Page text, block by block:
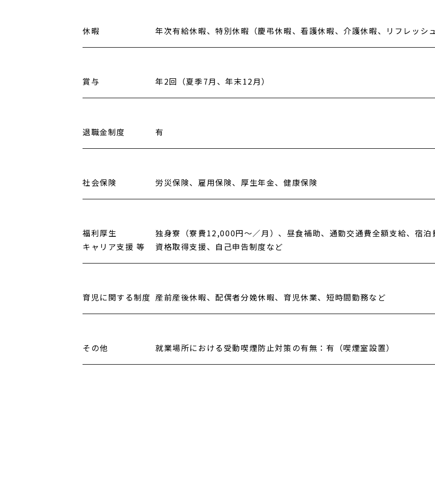
休暇 年次有給休暇、特別休暇（慶弔休暇、看護休暇、介護休暇、リフレッシ
賞与 年2回（夏季7月、年末12月）
退職金制度 有
社会保険 労災保険、雇用保険、厚生年金、健康保険
福利厚生
キャリア支援 等
独身寮（寮費12,000円〜／月）、昼食補助、通勤交通費全額支給、宿泊
資格取得支援、自己申告制度など
育児に関する制度 産前産後休暇、配偶者分娩休暇、育児休業、短時間勤務など
その他 就業場所における受動喫煙防止対策の有無：有（喫煙室設置）